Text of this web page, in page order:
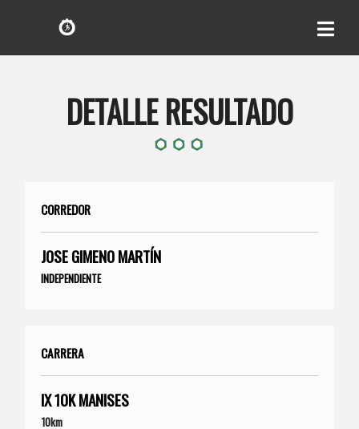
DETALLE RESULTADO
CORREDOR
JOSE GIMENO MARTÍN
INDEPENDIENTE
CARRERA
IX 10K MANISES
10km